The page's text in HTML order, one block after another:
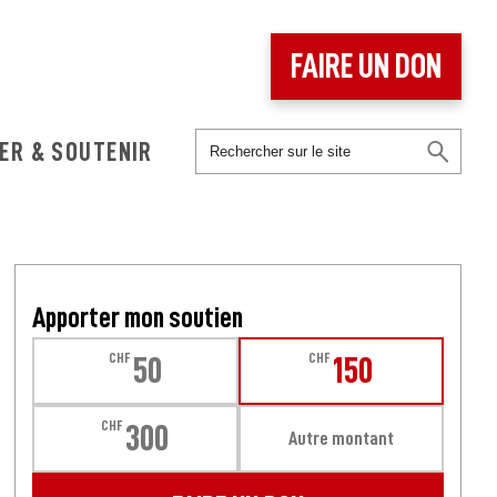
& SOUTENIR
FAIRE UN DON
Apporter mon soutien
CHF 50 CHF 150
CHF 300 Autre montant